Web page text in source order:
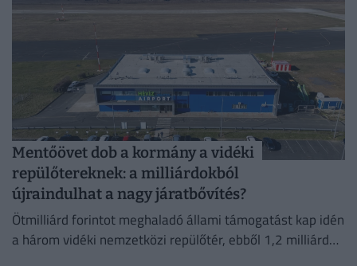
Mentőövet dob a kormány a vidéki
repülőtereknek: a milliárdokból
újraindulhat a nagy járatbővítés?
Ötmilliárd forintot meghaladó állami támogatást kap idén
a három vidéki nemzetközi repülőtér, ebből 1,2 milliárd